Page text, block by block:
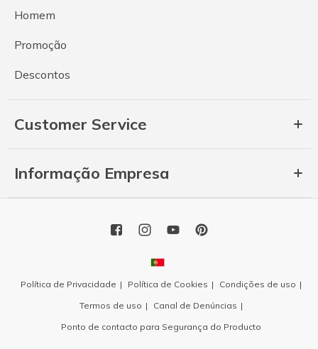
Homem
Promoção
Descontos
Customer Service
Informação Empresa
Política de Privacidade Política de Cookies
Condições de uso
Termos de uso
Canal de Denúncias
Ponto de contacto para Segurança do Producto